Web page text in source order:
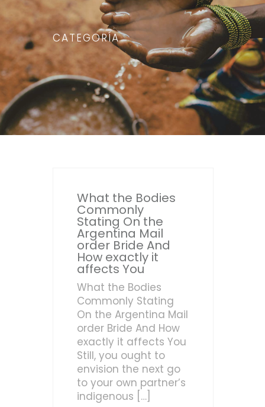
CATEGORÍA
What the Bodies
Commonly
Stating On the
Argentina Mail
order Bride And
How exactly it
affects You
What the Bodies
Commonly Stating
On the Argentina Mail
order Bride And How
exactly it affects You
Still, you ought to
envision the next go
to your own partner’s
indigenous […]